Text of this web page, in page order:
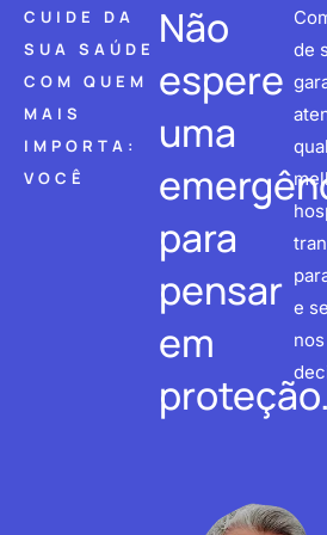
CUIDE DA
SUA SAÚDE
COM QUEM
MAIS
IMPORTA:
VOCÊ
Não
espere
uma
para
pensar
em
de
e